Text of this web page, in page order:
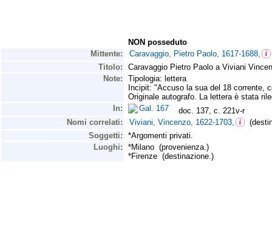
NON posseduto
Mittente:
Caravaggio, Pietro Paolo, 1617-1688,
Titolo:
Caravaggio Pietro Paolo a Viviani
Note:
Tipologia: lettera
Incipit: "Accuso la sua del 18 corrente,
Originale autografo. La lettera è stata
In:
Gal. 167
doc. 137, c. 221v-r
Nomi correlati:
Viviani, Vincenzo, 1622-1703,
Soggetti:
*Argomenti privati.
Luoghi:
*Milano (provenienza.)
*Firenze (destinazione.)